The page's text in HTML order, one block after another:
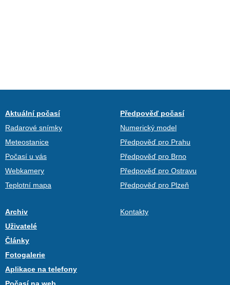
Aktuální počasí
Radarové snímky
Meteostanice
Počasí u vás
Webkamery
Teplotní mapa
Předpověď počasí
Numerický model
Předpověď pro Prahu
Předpověď pro Brno
Předpověď pro Ostravu
Předpověď pro Plzeň
Archiv
Uživatelé
Články
Fotogalerie
Aplikace na telefony
Kontakty